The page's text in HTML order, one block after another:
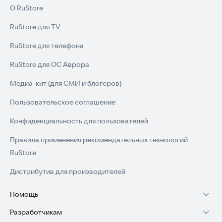
О RuStore
RuStore для TV
RuStore для телефона
RuStore для ОС Аврора
Медиа-кит (для СМИ и блогеров)
Пользовательское соглашение
Конфиденциальность для пользователей
Правила применения рекомендательных технологий
RuStore
Дистрибутив для производителей
Помощь
Установка RuStore на TV
Разработчикам